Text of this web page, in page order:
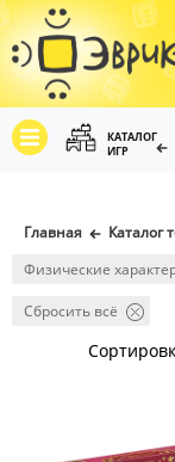
КАТАЛОГ
ИГР
Главная Каталог
Физические
Сбросить всё